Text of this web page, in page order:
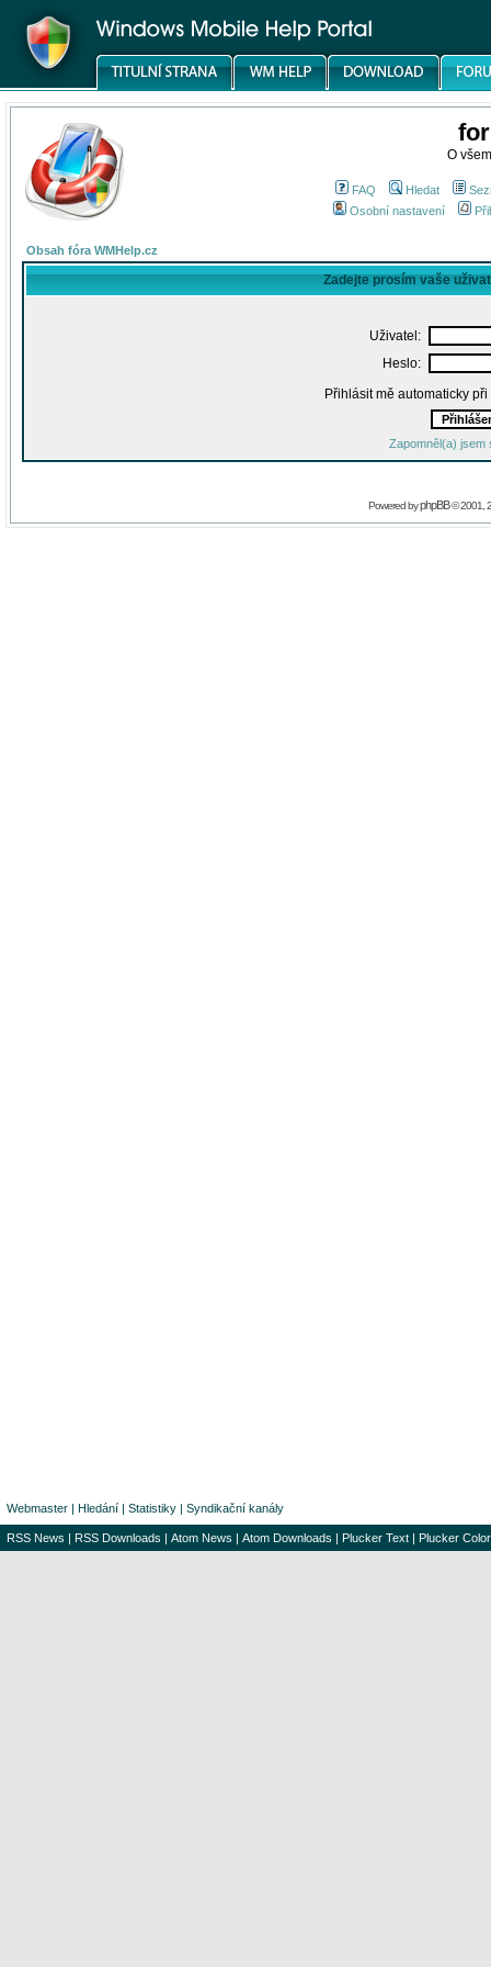
O
FAQ Hledat
Osobní nastavení
Obsah fóra WMHelp.cz
Zadejte prosím vaše
Uživatel:
Heslo:
Přihlásit mě automaticky
Zapomněl(a) jsem
Powered byphpBB© 2001,
Webmaster | Hledání | Statistiky | Syndikační kanály
RSS News | RSS Downloads | Atom News | Atom Downloads | Plucker Text | Plucker Color